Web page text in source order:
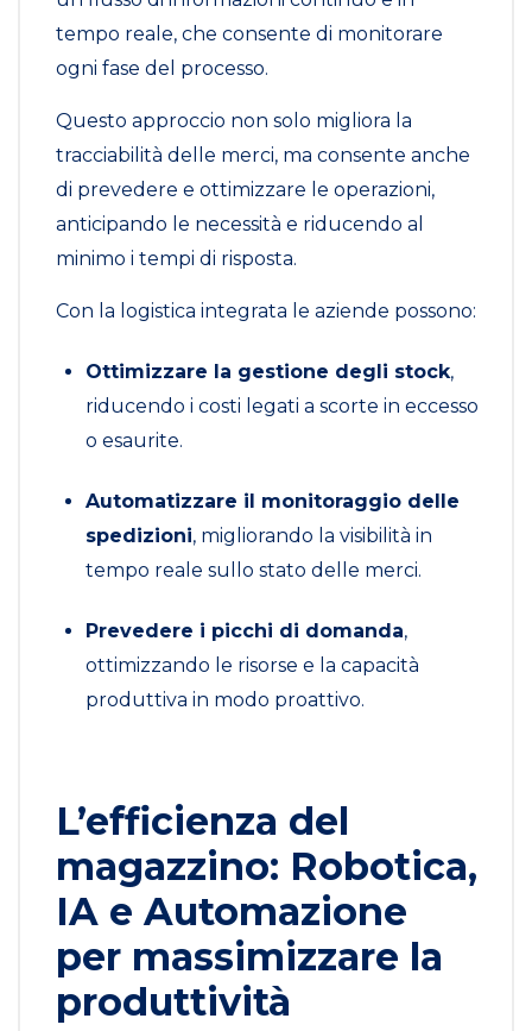
tempo reale, che consente di monitorare
ogni fase del processo.
Questo approccio non solo migliora la
tracciabilità delle merci, ma consente anche
di prevedere e ottimizzare le operazioni,
anticipando le necessità e riducendo al
minimo i tempi di risposta.
Con la logistica integrata le aziende possono:
Ottimizzare la gestione degli stock,
riducendo i costi legati a scorte in eccesso
o esaurite.
Automatizzare il monitoraggio delle
spedizioni, migliorando la visibilità in
tempo reale sullo stato delle merci.
Prevedere i picchi di domanda,
ottimizzando le risorse e la capacità
produttiva in modo proattivo.
L’efficienza del
magazzino: Robotica,
IA e Automazione
per massimizzare la
produttività